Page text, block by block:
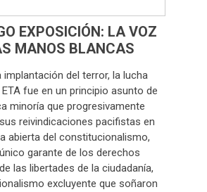
EXPOSICIÓN: LA VOZ
MANOS BLANCAS
implantación del terror, la lucha
fue en un principio asunto de
minoría que progresivamente
reivindicaciones pacifistas en
abierta del constitucionalismo,
garante de los derechos
las libertades de la ciudadanía,
excluyente que soñaron